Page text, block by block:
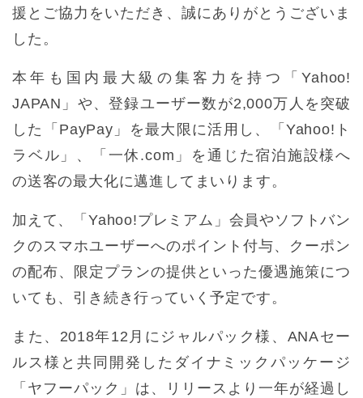
援とご協力をいただき、誠にありがとうございま
した。
本年も国内最大級の集客力を持つ「Yahoo!
JAPAN」や、登録ユーザー数が2,000万人を突破
した「PayPay」を最大限に活用し、「Yahoo!ト
ラベル」、「一休.com」を通じた宿泊施設様へ
の送客の最大化に邁進してまいります。
加えて、「Yahoo!プレミアム」会員やソフトバン
クのスマホユーザーへのポイント付与、クーポン
の配布、限定プランの提供といった優遇施策につ
いても、引き続き行っていく予定です。
また、2018年12月にジャルパック様、ANAセー
ルス様と共同開発したダイナミックパッケージ
「ヤフーパック」は、リリースより一年が経過し